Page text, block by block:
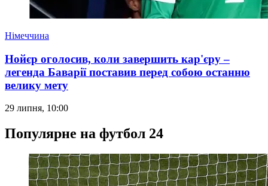
Німеччина
Нойєр оголосив, коли завершить кар'єру –
легенда Баварії поставив перед собою останню
велику мету
29 липня, 10:00
Популярне на футбол 24